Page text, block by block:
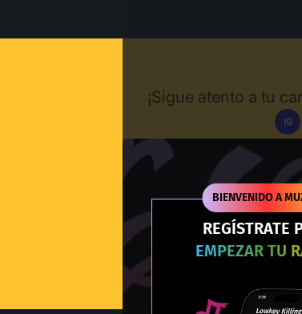
BIENVENIDO A
REGÍSTRATE
EMPEZAR TU
¡Sigue atento a tu
IG